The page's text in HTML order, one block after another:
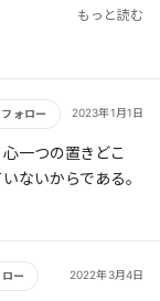
を口にした後に、そ
もっと読む
フォロー 2023年1月1日
心一つの置きどこ
ないからである。
ー 2022年3月4日